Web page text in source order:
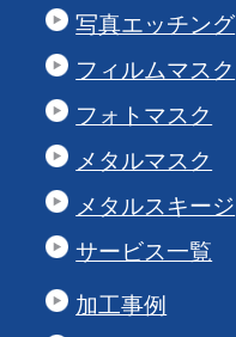
写真エッチング
フィルムマスク
フォトマスク
メタルマスク
メタルスキージ
サービス一覧
加工事例